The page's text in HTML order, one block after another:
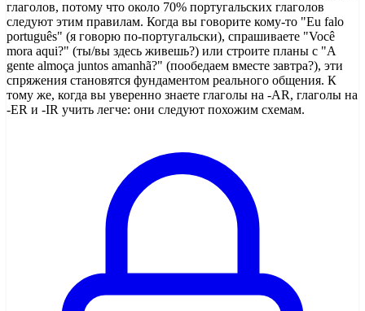
глаголов, потому что около 70% португальских глаголов
следуют этим правилам. Когда вы говорите кому-то "Eu falo
português" (я говорю по-португальски), спрашиваете "Você
mora aqui?" (ты/вы здесь живешь?) или строите планы с "A
gente almoça juntos amanhã?" (пообедаем вместе завтра?), эти
спряжения становятся фундаментом реального общения. К
тому же, когда вы уверенно знаете глаголы на -AR, глаголы на
-ER и -IR учить легче: они следуют похожим схемам.